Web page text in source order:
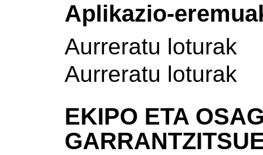
Aplikazio-
Aurreratu loturak
Aurreratu loturak
EKIPO ETA